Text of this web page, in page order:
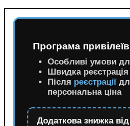
Програма
Особливі умови
Швидка реєстрація
Після реєстрації
персональна ціна
Додаткова знижка